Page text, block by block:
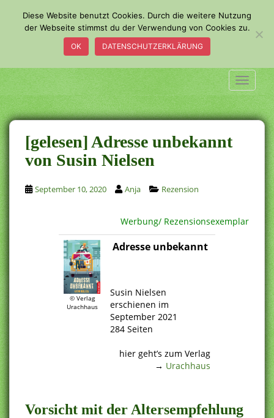
o
m
a
i
n
c
o
n
t
e
n
t
[gelesen] Adresse unbekannt
von Susin Nielsen
September 10, 2020 Anja Rezension
Werbung/ Rezensionsexemplar
© Verlag
Urachhaus
Adresse unbekannt
Susin Nielsen
erschienen im
September 2021
284 Seiten
hier geht’s zum Verlag
→ Urachhaus
Vorsicht mit der Altersempfehlung
Diese Website benutzt Cookies. Durch die weitere Nutzung
der Webseite stimmst du der Verwendung von Cookies zu.
OK DATENSCHUTZERKLÄRUNG